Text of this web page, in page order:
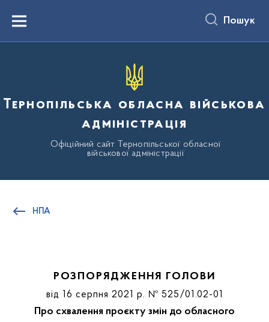
вмістуMenu Пошук
Тернопільська обласна військова
адміністрація
Офіційний сайт Тернопільської обласної
військової адміністрації
НПА
РОЗПОРЯДЖЕННЯ ГОЛОВИ
від 16 серпня 2021 р. № 525/01.02-01
Про схвалення проєкту змін до обласного